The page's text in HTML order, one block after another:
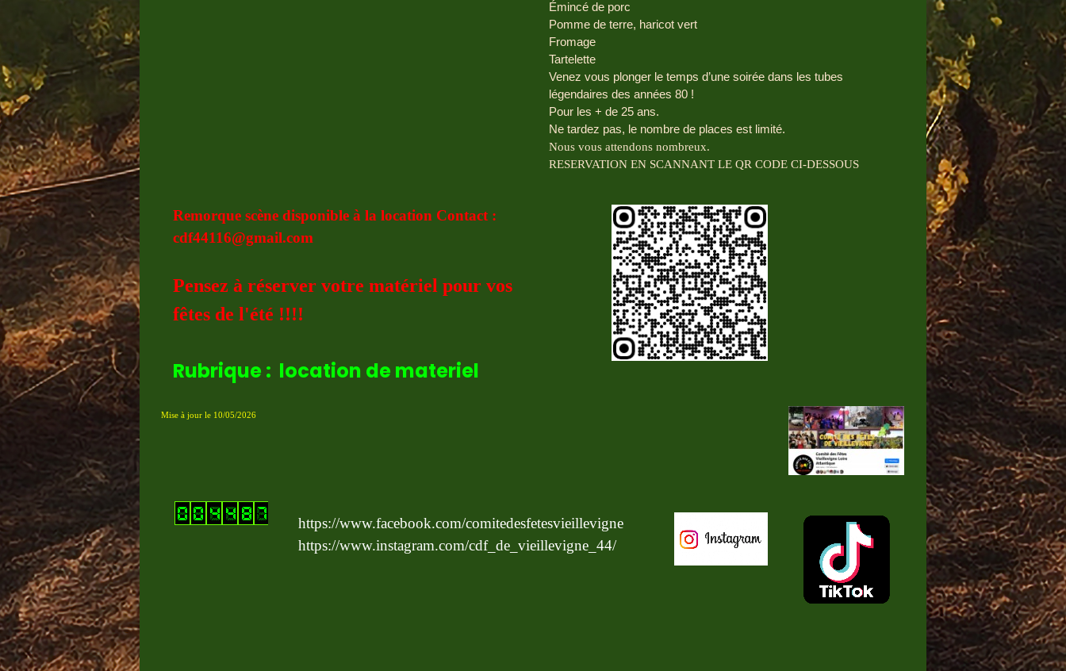
Remorque scène disponible à la location Contact :
cdf44116@gmail.com
Pensez à réserver votre matériel pour vos
fêtes de l'été !!!!
Rubrique : location de materiel
Émincé de porc
Pomme de terre, haricot vert
Fromage
Tartelette
Venez vous plonger le temps d’une soirée dans les tubes
légendaires des années 80 !
Pour les + de 25 ans.
Ne tardez pas, le nombre de places est limité.
Nous vous attendons nombreux.
RESERVATION EN SCANNANT LE QR CODE CI-DESSOUS
Mise à jour le 10/05/2026
https://www.facebook.com/comitedesfetesvieillevigne
https://www.instagram.com/cdf_de_vieillevigne_44/